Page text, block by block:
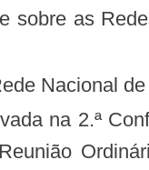
Nacional